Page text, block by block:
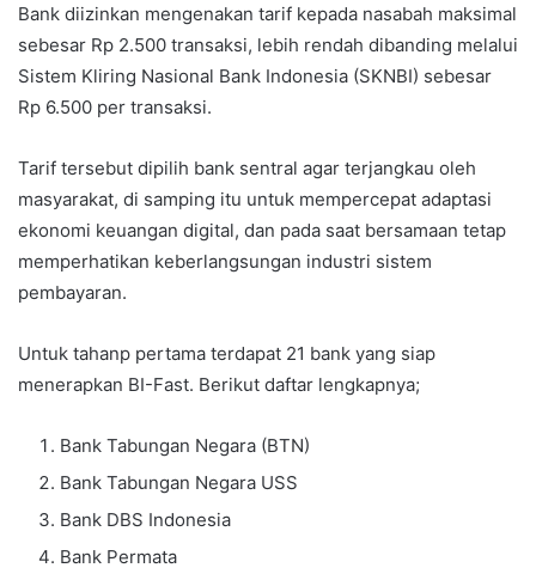
Bank diizinkan mengenakan tarif kepada nasabah maksimal
sebesar Rp 2.500 transaksi, lebih rendah dibanding melalui
Sistem Kliring Nasional Bank Indonesia (SKNBI) sebesar
Rp 6.500 per transaksi.
Tarif tersebut dipilih bank sentral agar terjangkau oleh
masyarakat, di samping itu untuk mempercepat adaptasi
ekonomi keuangan digital, dan pada saat bersamaan tetap
memperhatikan keberlangsungan industri sistem
pembayaran.
Untuk tahanp pertama terdapat 21 bank yang siap
menerapkan BI-Fast. Berikut daftar lengkapnya;
Bank Tabungan Negara (BTN)
Bank Tabungan Negara USS
Bank DBS Indonesia
Bank Permata